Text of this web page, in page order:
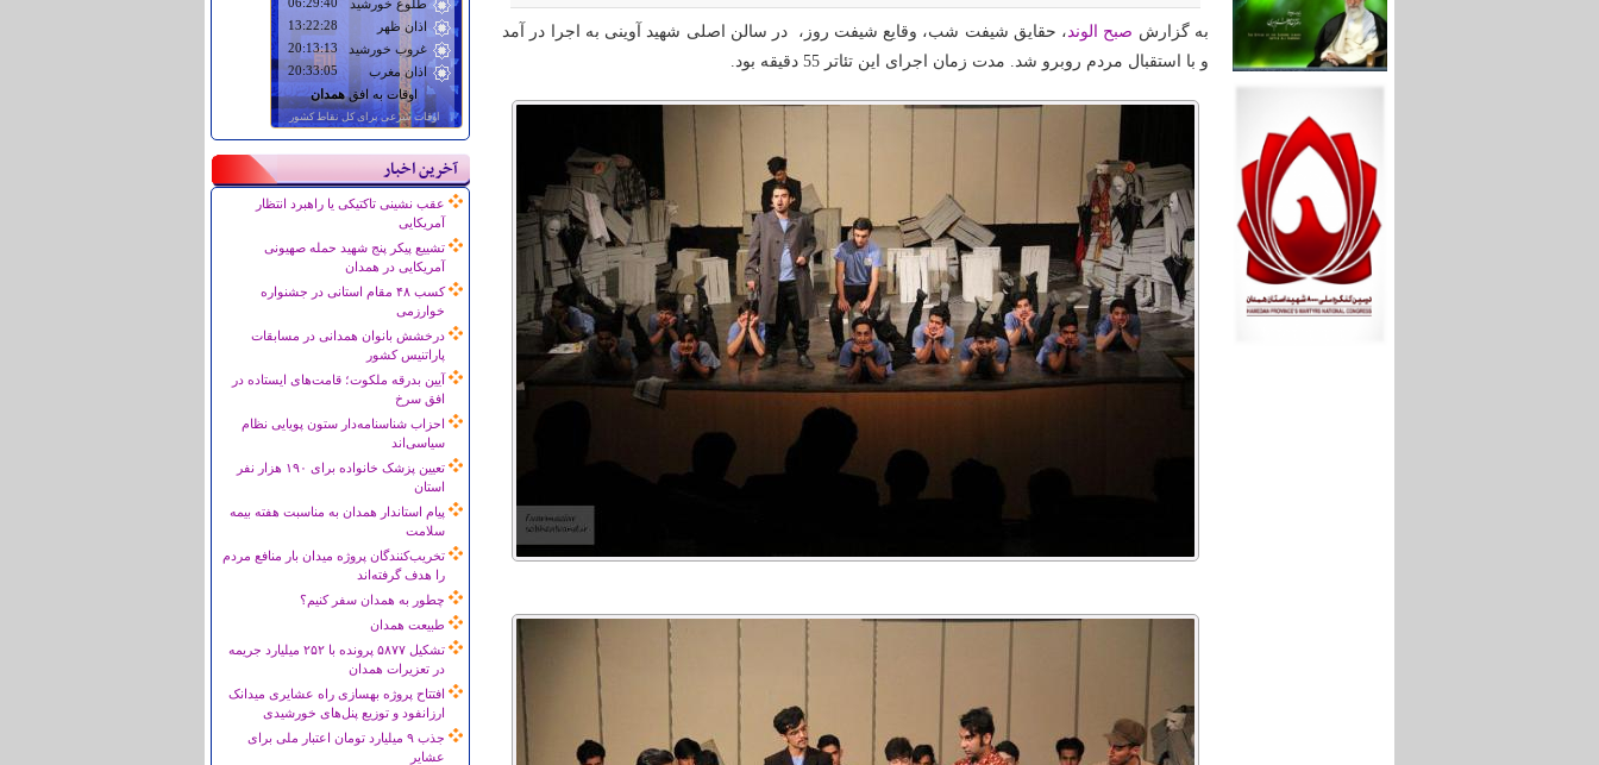
آخرین اخبار
عقب نشینی تاکتیکی یا راهبرد انتظار
آمریکایی
تشییع پیکر پنج شهید حمله صهیونی
آمریکایی در همدان
کسب ۴۸ مقام استانی در جشنواره
خوارزمی
درخشش بانوان همدانی در مسابقات
پاراتنیس کشور
آیین بدرقه ملکوت؛ قامت‌های ایستاده در
افق سرخ
احزاب شناسنامه‌دار ستون پویایی نظام
سیاسی‌اند
تعیین پزشک خانواده برای ۱۹۰ هزار نفر
استان
پیام استاندار همدان به مناسبت هفته بیمه
سلامت
تخریب‌کنندگان پروژه میدان بار منافع مردم
را هدف گرفته‌اند
چطور به همدان سفر کنیم؟
طبیعت همدان
تشکیل ۵۸۷۷ پرونده با ۲۵۲ میلیارد جریمه
در تعزیرات همدان
افتتاح پروژه بهسازی راه عشایری میدانک
ارزانفود و توزیع پنل‌های خورشیدی
جذب ۹ میلیارد تومان اعتبار ملی برای
عشایر
به گزارش صبح الوند ، حقایق شیفت شب، وقایع شیفت روز، در سالن اصلی شهید آوینی به اجرا در آمد
و با استقبال مردم روبرو شد. مدت زمان اجرای این تئاتر 55 دقیقه بود.